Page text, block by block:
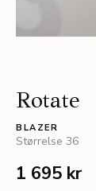
Rotate
BLAZER
Størrelse 36
1 695 kr